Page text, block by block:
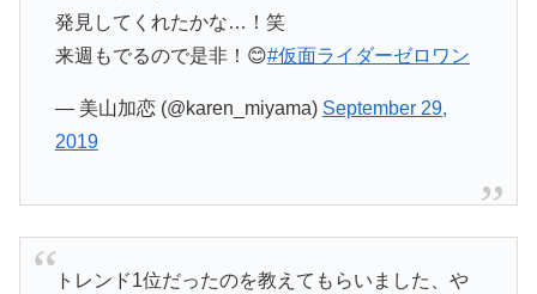
発見してくれたかな…！笑
来週もでるので是非！😊#仮面ライダーゼロワン
— 美山加恋 (@karen_miyama) September 29,
2019
トレンド1位だったのを教えてもらいました、や